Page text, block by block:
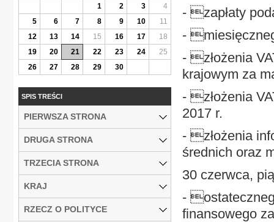
- zapłaty
-
- złożenia
krajowym za
- złożenia
2017 r.
- złożenia
średnich oraz
30 czerwca,
-
finansowego
1
2 3
4
5
6 7 8 9 10
11
12
13 14 15 16 17
18
19
20 21 22 23 24
25
26
27 28 29 30
SPIS TREŚCI
PIERWSZA STRONA
DRUGA STRONA
TRZECIA STRONA
KRAJ
RZECZ O POLITYCE